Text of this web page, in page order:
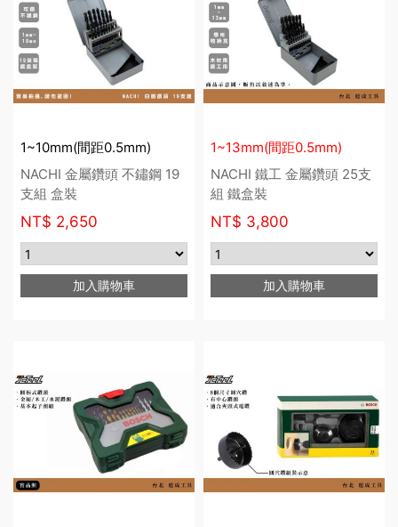
1~10mm(間距0.5mm)
NACHI 金屬鑽頭 不鏽鋼 19
支組 盒裝
NT$ 2,650
加入購物車
1~13mm(間距0.5mm)
NACHI 鐵工 金屬鑽頭 25支
組 鐵盒裝
NT$ 3,800
加入購物車